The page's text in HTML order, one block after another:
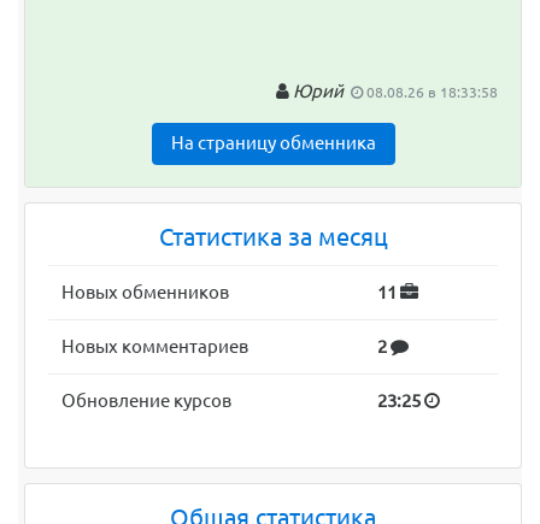
Юрий 08.08.26 в 18:33:58
На страницу обменника
Статистика за месяц
Новых обменников 11
Новых комментариев 2
Обновление курсов 23:25
Общая статистика